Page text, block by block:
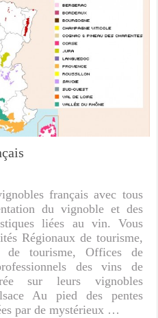
français avec tous
du vignoble et des
liées au vin. Vous
Régionaux de tourisme,
de tourisme, Offices de
des vins de
sur leurs vignobles
Au pied des pentes
par de mystérieux …